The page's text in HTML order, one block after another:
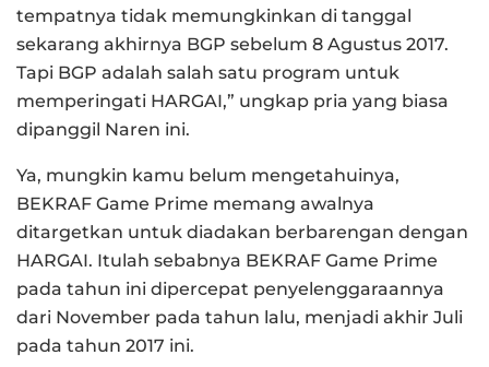
tempatnya tidak memungkinkan di tanggal
sekarang akhirnya BGP sebelum 8 Agustus 2017.
Tapi BGP adalah salah satu program untuk
memperingati HARGAI,” ungkap pria yang biasa
dipanggil Naren ini.
Ya, mungkin kamu belum mengetahuinya,
BEKRAF Game Prime memang awalnya
ditargetkan untuk diadakan berbarengan dengan
HARGAI. Itulah sebabnya BEKRAF Game Prime
pada tahun ini dipercepat penyelenggaraannya
dari November pada tahun lalu, menjadi akhir Juli
pada tahun 2017 ini.